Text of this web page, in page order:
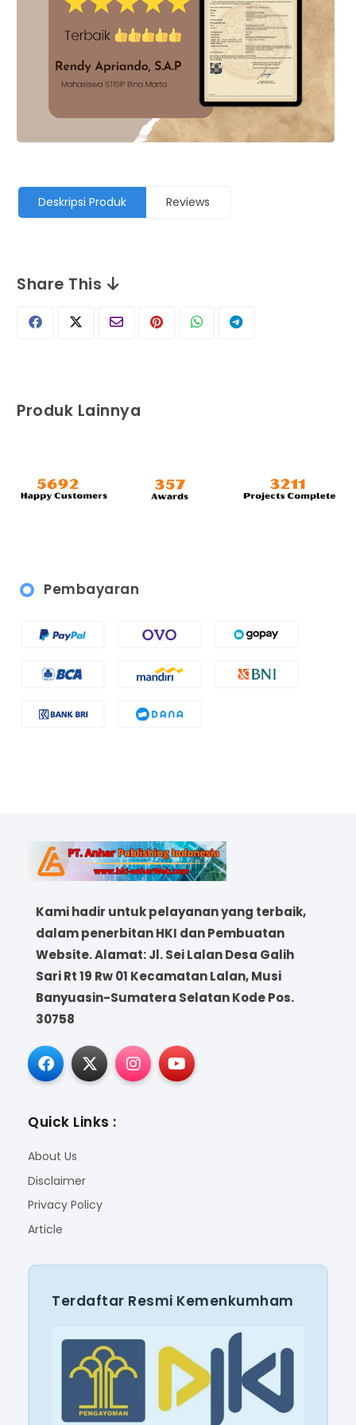
Deskripsi Produk Reviews
Share This
Produk Lainnya
Pembayaran
Kami hadir untuk pelayanan yang terbaik,
dalam penerbitan HKI dan Pembuatan
Website. Alamat: Jl. Sei Lalan Desa Galih
Sari Rt 19 Rw 01 Kecamatan Lalan, Musi
Banyuasin-Sumatera Selatan Kode Pos.
30758
Quick Links :
About Us
Disclaimer
Privacy Policy
Article
Terdaftar Resmi Kemenkumham